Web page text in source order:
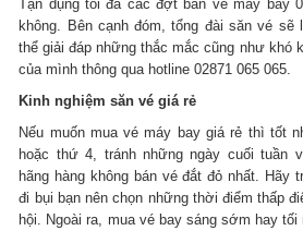
Tận dụng tối đa các đợt bán vé máy bay
không. Bên cạnh đóm, tổng đài săn vé
thể giải đáp những thắc mắc cũng như khó
của mình thông qua hotline 02871 065 065.
Kinh nghiệm săn vé giá rẻ
Nếu muốn mua vé máy bay giá rẻ thì tốt
hoặc thứ 4, tránh những ngày cuối tuần
hãng hàng không bán vé đắt đỏ nhất. Hãy
đi bụi bạn nên chọn những thời điểm thấp
hội. Ngoài ra, mua vé bay sáng sớm hay